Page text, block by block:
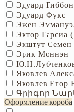
Эдуард Гиббон
Эдуард Фукс
Эжен
Эктор Гарсиа
Экштут Семен
Эрик Моннэн
Яковлев
Яковлев Егор
Գրիգոր
Оформление короба